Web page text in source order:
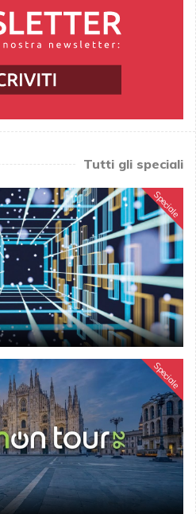
Tutti gli speciali
Speciale
Speciale